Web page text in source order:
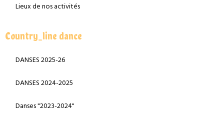
Lieux de nos activités
Country_line dance
DANSES 2025-26
DANSES 2024-2025
Danses "2023-2024"